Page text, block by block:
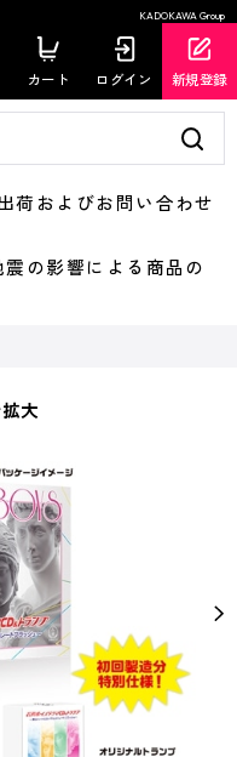
KADOKAWA Group
カート ログイン 新規登録
およびお問い合わせ
の影響による商品の
大